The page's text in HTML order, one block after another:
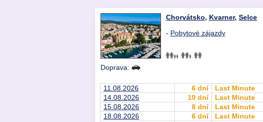
Chorvátsko, Kvarner, Selce
- Pobytové zájazdy
Doprava:
11.08.2026 6 dní Last Minute
14.08.2026
10 dní Last Minute
15.08.2026
8 dní Last Minute
18.08.2026
6 dní Last Minute